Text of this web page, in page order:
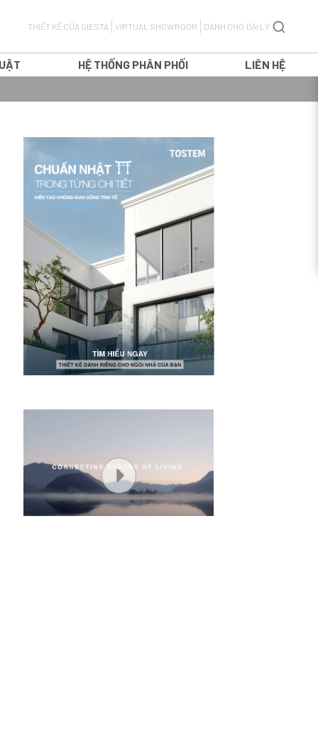
THIẾT KẾ CỬA GIESTA VIRTUAL SHOWROOM DÀNH CHO ĐẠI LÝ
CỬA ĐI MỞ LÙA
CỬA ĐI TRƯỢT TREO
CỬA ĐI XẾP TRƯỢT
CỬA SỔ MỞ QUAY
CỬA SỔ MỞ LÙA
CỬA SỔ MỞ HẤT/LẬT
HỆ THỐNG PHÂN PHỐI
LIÊN HỆ